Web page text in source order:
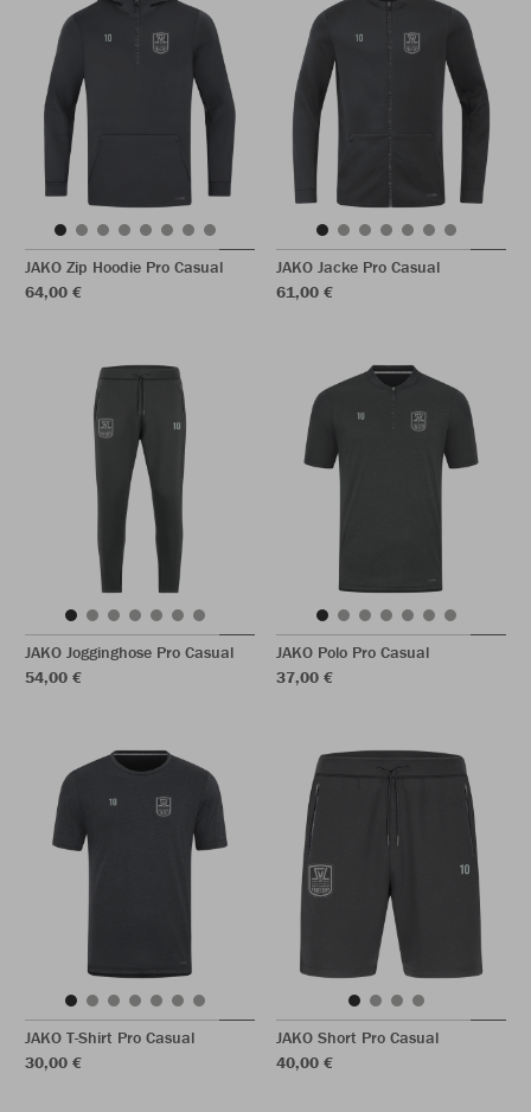
JAKO Zip Hoodie Pro Casual
64,00 €
JAKO Jacke Pro Casual
61,00 €
JAKO Jogginghose Pro Casual
54,00 €
JAKO Polo Pro Casual
37,00 €
JAKO T-Shirt Pro Casual
30,00 €
JAKO Short Pro Casual
40,00 €